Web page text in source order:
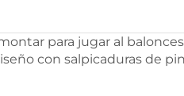
para jugar al
con salpicaduras de